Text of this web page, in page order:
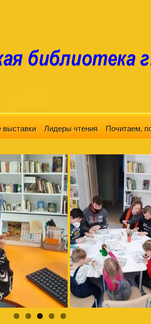
выставки Лидеры чтения Почитаем,